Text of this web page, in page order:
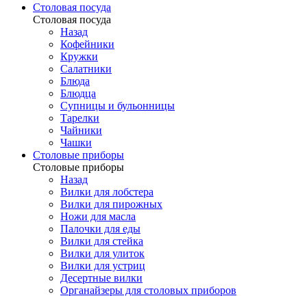
Столовая посуда
Столовая посуда
Назад
Кофейники
Кружки
Салатники
Блюда
Блюдца
Супницы и бульонницы
Тарелки
Чайники
Чашки
Cтоловые приборы
Cтоловые приборы
Назад
Вилки для лобстера
Вилки для пирожных
Ножи для масла
Палочки для еды
Вилки для стейка
Вилки для улиток
Вилки для устриц
Десертные вилки
Органайзеры для столовых приборов